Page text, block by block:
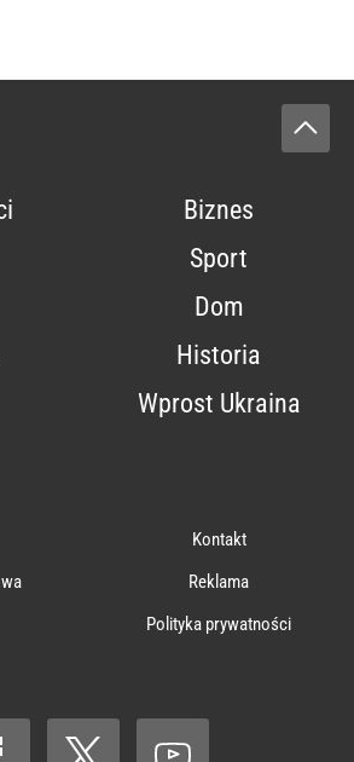
Biznes
Sport
Dom
Historia
Wprost Ukraina
Kontakt
Reklama
Polityka prywatności